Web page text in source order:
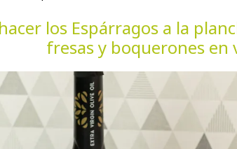
los Espárragos a la
fresas y boquerones en